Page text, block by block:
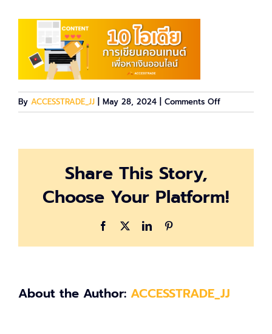
By ACCESSTRADE_JJ May 28, 2024 Comments Offon
10idea
Share This Story,
Choose Your Platform!
Facebook LinkedIn
About the Author: ACCESSTRADE_JJ